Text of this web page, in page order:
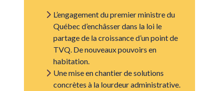
L’engagement du premier ministre du
Québec d’enchâsser dans la loi le
partage de la croissance d’un point de
TVQ. De nouveaux pouvoirs en
habitation.
Une mise en chantier de solutions
concrètes à la lourdeur administrative.